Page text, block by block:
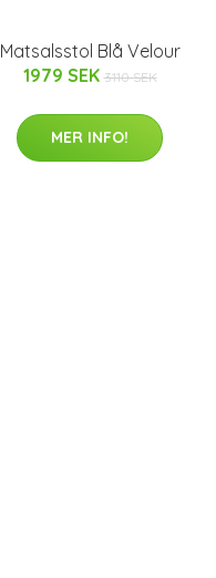
Matsalsstol Blå Velour
1979 SEK 3110 SEK
MER INFO!